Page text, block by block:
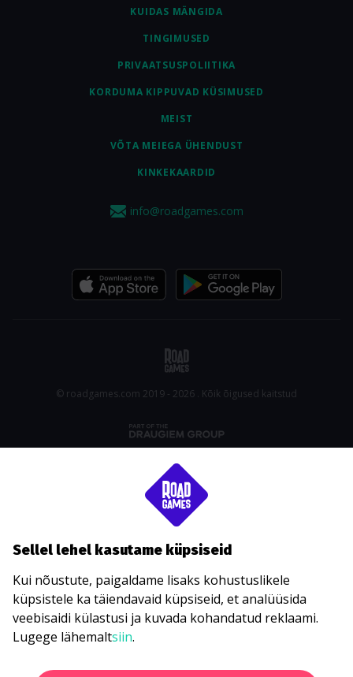
KUIDAS MÄNGIDA
TINGIMUSED
PRIVAATSUSPOLIITIKA
KORDUMA KIPPUVAD KÜSIMUSED
MEIST
VÕTA MEIEGA ÜHENDUST
KINKEKAARDID
info@roadgames.com
© roadgames.com 2019 - 2026 . Kõik õigused kaitstud
Sellel lehel kasutame küpsiseid
Kui nõustute, paigaldame lisaks kohustuslikele
küpsistele ka täiendavaid küpsiseid, et analüüsida
veebisaidi külastusi ja kuvada kohandatud reklaami.
Lugege lähemaltsiin.